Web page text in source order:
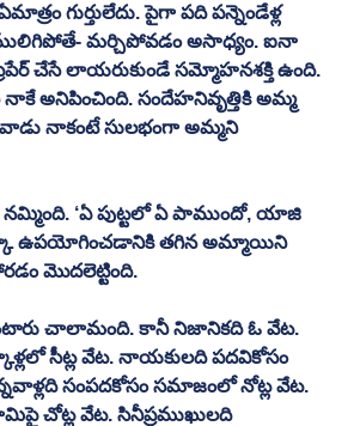
గుర్తులేదు. పైగా పది పన్నెండేళ్ల
మర్చిపోవడం అసాధ్యం. ఐనా
చేసే లాయరుకుండే సమ్మోహనశక్తి ఉంది.
అనిపించింది. సందేహనివృత్తికి అమ్మ
నాకంటే సులభంగా అమ్మని
‘ఏ పుట్టలో ఏ పాముందో, యాజి
ఉపయోగించడానికి తగిన అమ్మాయిని
మొదలెట్టింది.
చాలామంది. కానీ నిజానికది ఓ వేట.
సీట్ల వేట. నాయకులది పదవికోసం
సంపదకోసం సమాజంలో నోట్ల వేట.
చోట్ల వేట. సినీప్రముఖులది